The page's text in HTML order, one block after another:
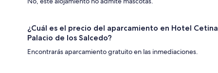
¿Cuál es el precio del aparcamiento en Hotel Cetina
Palacio de los Salcedo?
Encontrarás aparcamiento gratuito en las inmediaciones.